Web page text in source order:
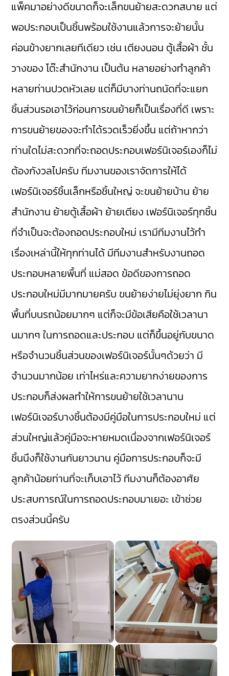
แพ็คมาอย่างดีขนาดก็จะเล็กขนย้ายสะดวกสบาย แต่
พอประกอบเป็นชิ้นพร้อมใช้งานแล้วการจะย้ายนั้น
ค่อนข้างยากเลยทีเดียว เช่น เตียงนอน ตู้เสื้อผ้า ชั้น
วางของ โต๊ะสำนักงาน เป็นต้น หลายอย่างทำลูกค้า
หลายท่านปวดหัวเลย แต่ก็มีบางท่านถนัดที่จะแยก
ชิ้นส่วนรอเอาไว้ก่อนการขนย้ายก็เป็นเรื่องที่ดี เพราะ
การขนย้ายของจะทำได้รวดเร็วยิ่งขึ้น แต่ถ้าหากว่า
ท่านใดไม่สะดวกที่จะถอดประกอบเฟอร์นิเจอร์เองก็ไม่
ต้องกังวลไปครับ ทีมงานของเราจัดการให้ได้
เฟอร์นิเจอร์ชิ้นเล็กหรือชิ้นใหญ่ จะขนย้ายบ้าน ย้าย
สำนักงาน ย้ายตู้เสื้อผ้า ย้ายเตียง เฟอร์นิเจอร์ทุกชิ้น
ที่จำเป็นจะต้องถอดประกอบใหม่ เรามีทีมงานไว้ทำ
เรื่องเหล่านี้ให้ทุกท่านได้ มีทีมงานสำหรับงานถอด
ประกอบหลายพื้นที่ แม่สอด ข้อดีของการถอด
ประกอบใหม่มีมากมายครับ ขนย้ายง่ายไม่ยุ่งยาก กิน
พื้นที่บนรถน้อยมากๆ แต่ก็จะมีข้อเสียคือใช้เวลานา
นมากๆ ในการถอดและประกอบ แต่ก็ขึ้นอยู่กับขนาด
หรือจำนวนชิ้นส่วนของเฟอร์นิเจอร์นั้นๆด้วยว่า มี
จำนวนมากน้อย เท่าไหร่และความยากง่ายของการ
ประกอบก็ส่งผลทำให้การขนย้ายใช้เวลานาน
เฟอร์นิเจอร์บางชิ้นต้องมีคู่มือในการประกอบใหม่ แต่
ส่วนใหญ่แล้วคู่มือจะหายหมดเนื่องจากเฟอร์นิเจอร์
ชิ้นนึงก็ใช้งานกันยาวนาน คู่มือการประกอบก็จะมี
ลูกค้าน้อยท่านที่จะเก็บเอาไว้ ทีมงานก็ต้องอาศัย
ประสบการณ์ในการถอดประกอบมาเยอะ เข้าช่วย
ตรงส่วนนี้ครับ